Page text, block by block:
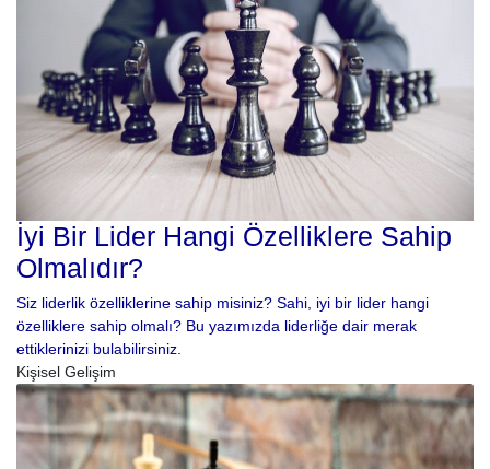
İyi Bir Lider Hangi Özelliklere Sahip
Olmalıdır?
Siz liderlik özelliklerine sahip misiniz? Sahi, iyi bir lider hangi
özelliklere sahip olmalı? Bu yazımızda liderliğe dair merak
ettiklerinizi bulabilirsiniz.
Kişisel Gelişim